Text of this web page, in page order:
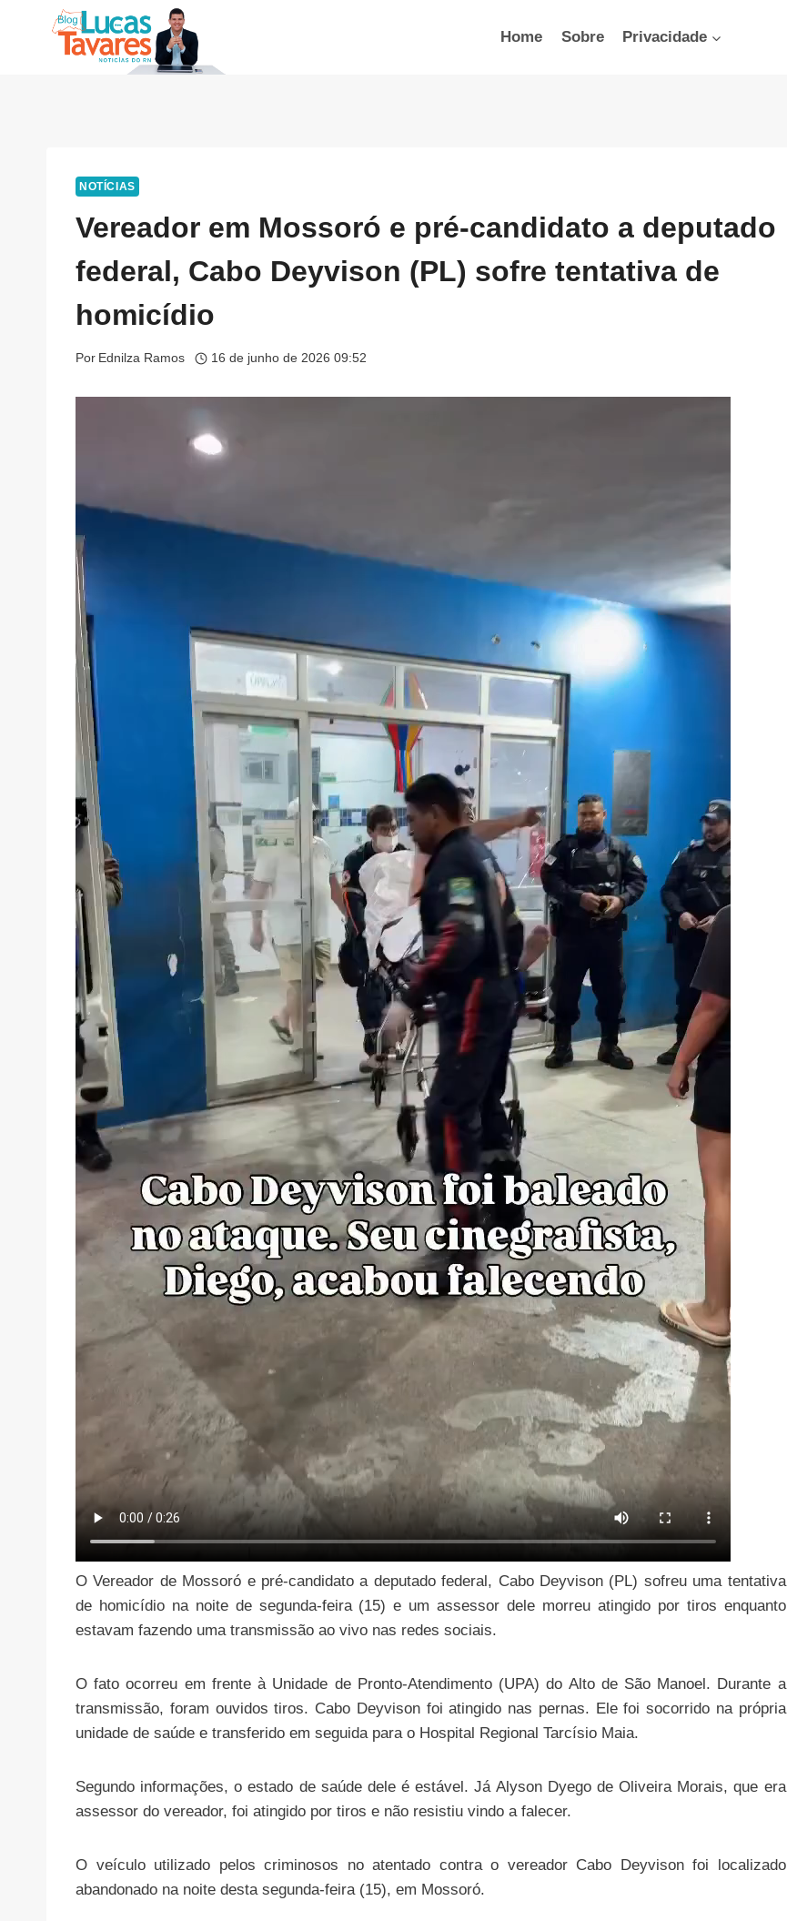
Home Sobre Privacidade
NOTÍCIAS
Vereador em Mossoró e pré-candidato a deputado
federal, Cabo Deyvison (PL) sofre tentativa de
homicídio
Por Ednilza Ramos 16 de junho de 2026 09:52
O Vereador de Mossoró e pré-candidato a deputado federal, Cabo Deyvison (PL) sofreu uma tentativa
de homicídio na noite de segunda-feira (15) e um assessor dele morreu atingido por tiros enquanto
estavam fazendo uma transmissão ao vivo nas redes sociais.
O fato ocorreu em frente à Unidade de Pronto-Atendimento (UPA) do Alto de São Manoel. Durante a
transmissão, foram ouvidos tiros. Cabo Deyvison foi atingido nas pernas. Ele foi socorrido na própria
unidade de saúde e transferido em seguida para o Hospital Regional Tarcísio Maia.
Segundo informações, o estado de saúde dele é estável. Já Alyson Dyego de Oliveira Morais, que era
assessor do vereador, foi atingido por tiros e não resistiu vindo a falecer.
O veículo utilizado pelos criminosos no atentado contra o vereador Cabo Deyvison foi localizado
abandonado na noite desta segunda-feira (15), em Mossoró.